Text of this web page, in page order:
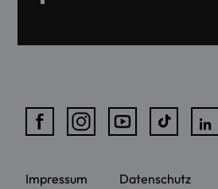
Impressum Datenschutz